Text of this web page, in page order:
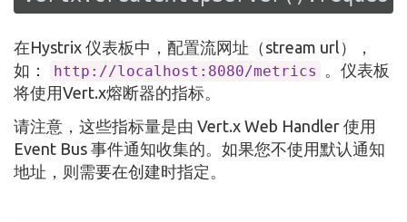
在Hystrix 仪表板中，配置流网址（stream url），
如：
http://localhost:8080/metrics
。仪表板
将使用Vert.x熔断器的指标。
请注意，这些指标量是由 Vert.x Web Handler 使用
Event Bus 事件通知收集的。如果您不使用默认通知
地址，则需要在创建时指定。